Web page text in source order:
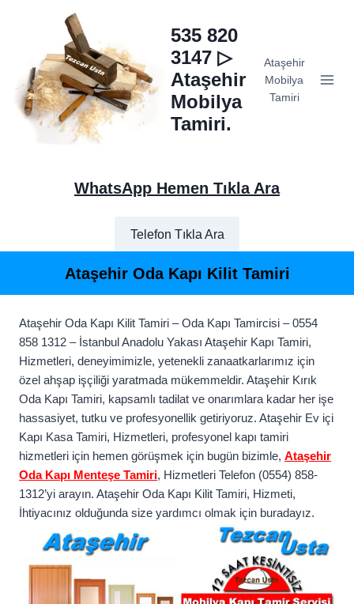
535 820
3147 ▷
Ataşehir
Mobilya
Tamiri.
Ataşehir
Mobilya
Tamiri
WhatsApp Hemen Tıkla Ara
Telefon Tıkla Ara
Ataşehir Oda Kapı Kilit Tamiri
Ataşehir Oda Kapı Kilit Tamiri – Oda Kapı Tamircisi – 0554
858 1312 – İstanbul Anadolu Yakası Ataşehir Kapı Tamiri,
Hizmetleri, deneyimimizle, yetenekli zanaatkarlarımız için
özel ahşap işçiliği yaratmada mükemmeldir. Ataşehir Kırık
Oda Kapı Tamiri, kapsamlı tadilat ve onarımlara kadar her işe
hassasiyet, tutku ve profesyonellik getiriyoruz. Ataşehir Ev içi
Kapı Kasa Tamiri, Hizmetleri, profesyonel kapı tamiri
hizmetleri için hemen görüşmek için bugün bizimle, Ataşehir
Oda Kapı Menteşe Tamiri, Hizmetleri Telefon (0554) 858-
1312’yi arayın. Ataşehir Oda Kapı Kilit Tamiri, Hizmeti,
İhtiyacınız olduğunda size yardımcı olmak için buradayız.